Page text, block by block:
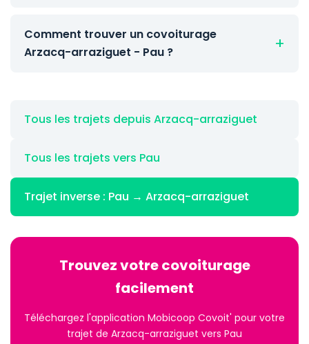
Comment trouver un covoiturage
Arzacq-arraziguet - Pau ?
Tous les trajets depuis Arzacq-arraziguet
Tous les trajets vers Pau
Trajet inverse : Pau → Arzacq-arraziguet
Trouvez votre covoiturage
facilement
Téléchargez l'application Mobicoop Covoit' pour votre
trajet de Arzacq-arraziguet vers Pau